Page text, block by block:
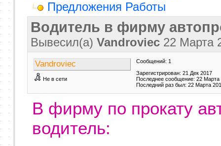
Предложения Работы
Водитель в фирму
Вывесил(a) Vandroviec22 Марта
Vandroviec
Не в сети
Сообщений: 1
Зарегистрирован: 21 Дек 2017
Последнее сообщение: 22 Марта
Последний раз был: 22 Марта
В фирму по прокату
водитель: